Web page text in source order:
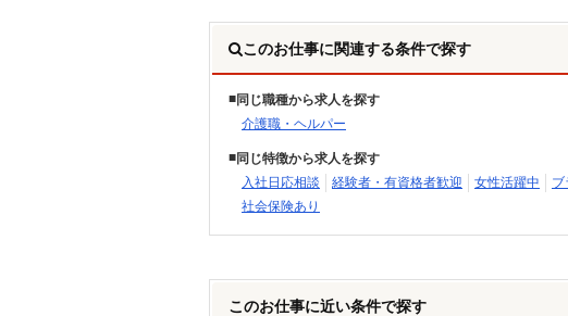
このお仕事に関連する条件で探す
同じ職種から求人を探す
介護職・ヘルパー
同じ特徴から求人を探す
入社日応相談
経験者・有資格者歓迎 女性活躍中 ブ
社会保険あり
このお仕事に近い条件で探す